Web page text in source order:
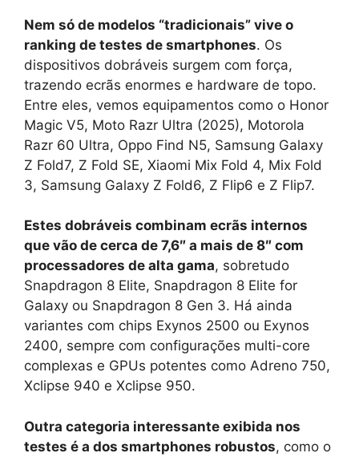
Nem só de modelos “tradicionais” vive o
ranking de testes de smartphones. Os
dispositivos dobráveis surgem com força,
trazendo ecrãs enormes e hardware de topo.
Entre eles, vemos equipamentos como o Honor
Magic V5, Moto Razr Ultra (2025), Motorola
Razr 60 Ultra, Oppo Find N5, Samsung Galaxy
Z Fold7, Z Fold SE, Xiaomi Mix Fold 4, Mix Fold
3, Samsung Galaxy Z Fold6, Z Flip6 e Z Flip7.
Estes dobráveis combinam ecrãs internos
que vão de cerca de 7,6″ a mais de 8″ com
processadores de alta gama, sobretudo
Snapdragon 8 Elite, Snapdragon 8 Elite for
Galaxy ou Snapdragon 8 Gen 3. Há ainda
variantes com chips Exynos 2500 ou Exynos
2400, sempre com configurações multi-core
complexas e GPUs potentes como Adreno 750,
Xclipse 940 e Xclipse 950.
Outra categoria interessante exibida nos
testes é a dos smartphones robustos, como o